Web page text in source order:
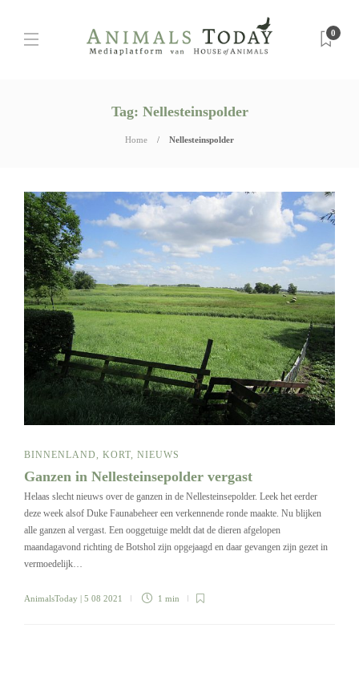
0
Tag: Nellesteinspolder
Home Nellesteinspolder
BINNENLAND, KORT, NIEUWS
Ganzen in Nellesteinsepolder vergast
Helaas slecht nieuws over de ganzen in de Nellesteinsepolder. Leek het eerder
deze week alsof Duke Faunabeheer een verkennende ronde maakte. Nu blijken
alle ganzen al vergast. Een ooggetuige meldt dat de dieren afgelopen
maandagavond richting de Botshol zijn opgejaagd en daar gevangen zijn gezet in
vermoedelijk…
AnimalsToday | 5 08 2021 1 min